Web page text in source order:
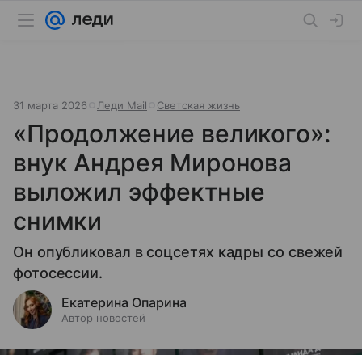
31 марта 2026 Леди Mail Светская жизнь
«Продолжение великого»:
внук Андрея Миронова
выложил эффектные
снимки
Он опубликовал в соцсетях кадры со свежей
фотосессии.
Екатерина Опарина
Автор новостей